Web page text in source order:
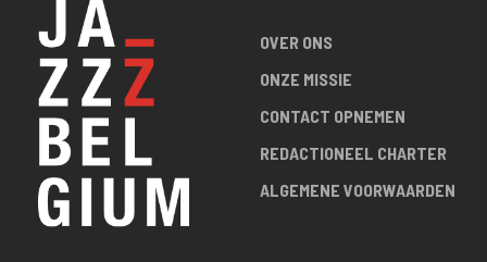
OVER ONS
ONZE MISSIE
CONTACT OPNEMEN
REDACTIONEEL CHARTER
ALGEMENE VOORWAARDEN